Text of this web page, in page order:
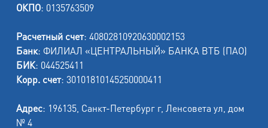
ОКПО: 0135763509
Расчетный счет: 40802810920630002153
Банк: ФИЛИАЛ «ЦЕНТРАЛЬНЫЙ» БАНКА ВТБ (ПАО)
БИК: 044525411
Корр. счет: 30101810145250000411
Адрес: 196135, Санкт-Петербург г, Ленсовета ул, дом
№ 4